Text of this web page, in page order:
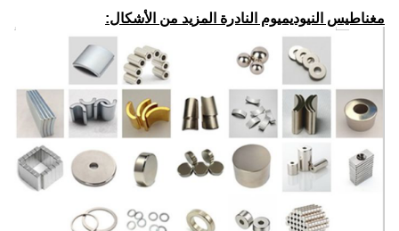
مغناطيس النيوديميوم النادرة المزيد من الأشكال: